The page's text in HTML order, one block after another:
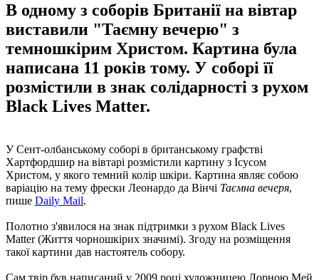
В одному з соборів Британії на вівтар
виставили "Таємну вечерю" з
темношкірим Христом. Картина була
написана 11 років тому. У соборі її
розмістили в знак солідарності з рухом
Black Lives Matter.
У Сент-олбанському соборі в британському графстві
Хартфордшир на вівтарі розмістили картину з Ісусом
Христом, у якого темний колір шкіри. Картина являє собою
варіацію на тему фрески Леонардо да Вінчі Таємна вечеря,
пише Daily Mail.
Полотно з'явилося на знак підтримки з рухом Black Lives
Matter (Життя чорношкірих значимі). Згоду на розміщення
такої картини дав настоятель собору.
Сам твір був написаний у 2009 році художницею Лорною Мей